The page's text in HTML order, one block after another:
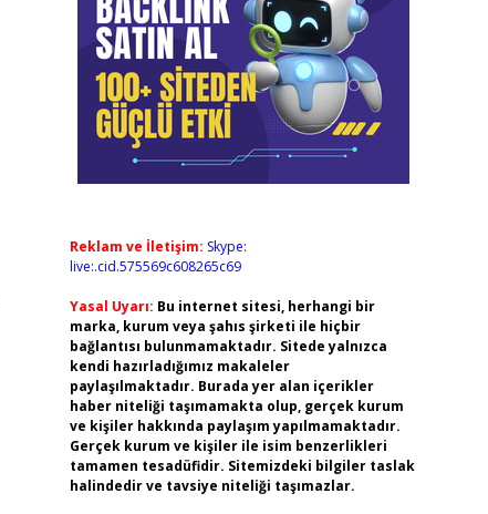
Reklam ve İletişim: Skype:
live:.cid.575569c608265c69
Yasal Uyarı: Bu internet sitesi, herhangi bir
marka, kurum veya şahıs şirketi ile hiçbir
bağlantısı bulunmamaktadır. Sitede yalnızca
kendi hazırladığımız makaleler
paylaşılmaktadır. Burada yer alan içerikler
haber niteliği taşımamakta olup, gerçek kurum
ve kişiler hakkında paylaşım yapılmamaktadır.
Gerçek kurum ve kişiler ile isim benzerlikleri
tamamen tesadüfidir. Sitemizdeki bilgiler taslak
halindedir ve tavsiye niteliği taşımazlar.